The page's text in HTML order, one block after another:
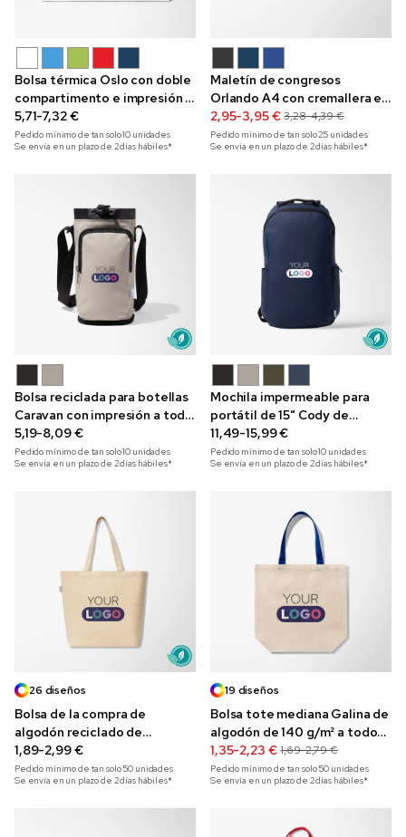
Bolsa térmica Oslo con doble
compartimento e impresión a
todo color de 13 l
5,71-7,32 €
Pedido mínimo de tan solo10 unidades
Se envía en un plazo de 2 días hábiles*
Maletín de congresos
Orlando A4 con cremallera e
impresión a todo color
2,95-3,95 € 3,28-4,39 €
Pedido mínimo de tan solo25 unidades
Se envía en un plazo de 2 días hábiles*
Bolsa reciclada para botellas
Caravan con impresión a todo
color
5,19-8,09 €
Pedido mínimo de tan solo10 unidades
Se envía en un plazo de 2 días hábiles*
Mochila impermeable para
portátil de 15" Cody de
material reciclado y con
impresión a todo color
11,49-15,99 €
Pedido mínimo de tan solo10 unidades
Se envía en un plazo de 2 días hábiles*
26 diseños
Bolsa de la compra de
algodón reciclado de
140 g/m² Budget con
impresión a todo color
1,89-2,99 €
Pedido mínimo de tan solo50 unidades
Se envía en un plazo de 2 días hábiles*
19 diseños
Bolsa tote mediana Galina de
algodón de 140 g/m² a todo
color
1,35-2,23 € 1,69-2,79 €
Pedido mínimo de tan solo50 unidades
Se envía en un plazo de 2 días hábiles*